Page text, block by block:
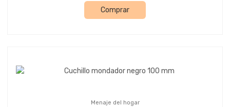
Comprar
Menaje del hogar